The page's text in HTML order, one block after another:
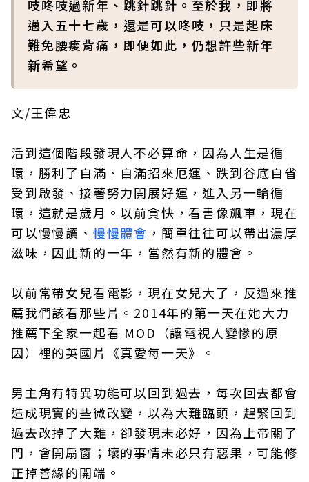
吱咚吱過新年、跳針跳針。至於我，即將
邁入五十七歲，還是可以咚吱，只是起床
難免腰痠背痛，即便如此，仍想許些新年
新希望。
文/王偉忠
活到這個階段發現人不必算命，因為人生是循
環，勝利了自滿、自滿招來厄運、跌到谷底自省
受到啟發、接著努力開展好運，進入另一輪循
環，這就是歲月。以前貪快，看書像飆車，現在
可以慢慢讀、 慢慢體會 ，簡單往往可以帶出濃厚
滋味，因此新的一年，當然有新的體會。
以前常帶女兒看電影，現在女兒大了，反過來推
薦我們該看那些片。2014年的第一天在她大力
推薦下全家一起看 MOD（讓電視人變慘的原
因）裡的英國片《真愛每一天》。
男主角有特異功能可以回到過去，每次回去都會
造成現實的些微改變，以為大難臨頭，趕緊回到
過去改掉了大難，卻發現未必好，因為上帝關了
門，會開扇窗；壞的事情未必只有惡果，可能修
正掉善緣的開端。